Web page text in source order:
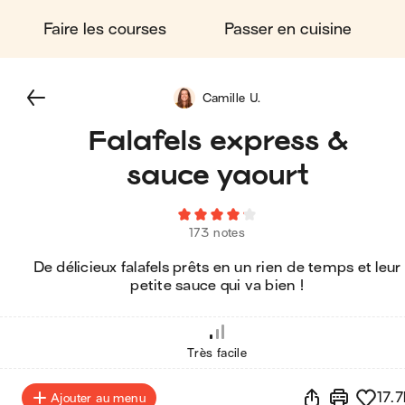
Faire les courses Passer en cuisine
Falafels express &
sauce yaourt
173 notes
De délicieux falafels prêts en un rien de temps et leur
petite sauce qui va bien !
Camille U.
Très facile
Ajouter au menu